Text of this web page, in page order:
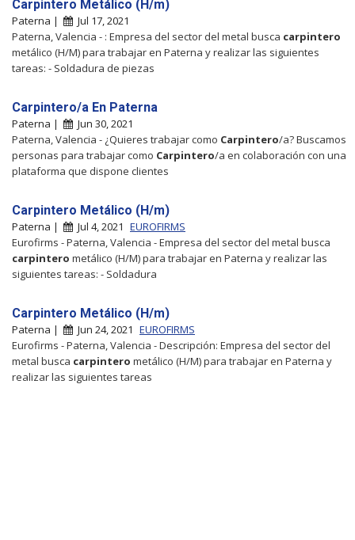
Carpintero Metálico (H/m)
Paterna |
Jul 17, 2021
Paterna, Valencia - : Empresa del sector del metal busca carpintero
metálico (H/M) para trabajar en Paterna y realizar las siguientes
tareas: - Soldadura de piezas
Carpintero/a En Paterna
Paterna |
Jun 30, 2021
Paterna, Valencia - ¿Quieres trabajar como Carpintero/a? Buscamos
personas para trabajar como Carpintero/a en colaboración con una
plataforma que dispone clientes
Carpintero Metálico (H/m)
Paterna | Jul 4, 2021 EUROFIRMS
Eurofirms - Paterna, Valencia - Empresa del sector del metal busca
carpintero metálico (H/M) para trabajar en Paterna y realizar las
siguientes tareas: - Soldadura
Carpintero Metálico (H/m)
Paterna | Jun 24, 2021 EUROFIRMS
Eurofirms - Paterna, Valencia - Descripción: Empresa del sector del
metal busca carpintero metálico (H/M) para trabajar en Paterna y
realizar las siguientes tareas